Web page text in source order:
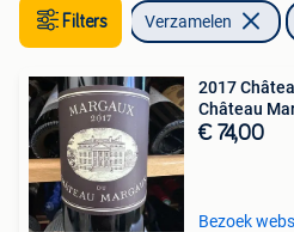
Filters Verzamelen
2017
Château
€ 74,00
Bezoek